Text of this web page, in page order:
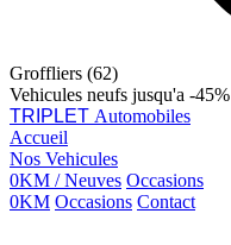
Groffliers (62)
Vehicules neufs jusqu'a -45%
TRIPLET Automobiles
Accueil
Nos Vehicules
0KM / Neuves Occasions
0KM Occasions Contact